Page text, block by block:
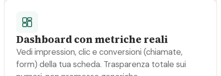
Dashboard con metriche reali
Vedi impression, clic e conversioni (chiamate,
form) della tua scheda. Trasparenza totale sui